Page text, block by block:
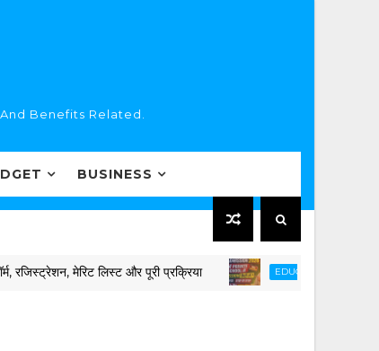
Benefits Related.
BUSINESS
मेरिट लिस्ट और पूरी प्रक्रिया EDUCATION